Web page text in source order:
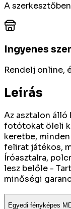
A
Ingyenes
Rendelj online,
Leírás
Az asztalon álló
fotótokat öleli
keretbe,
felirat játékos,
Íróasztalra,
lesz belőle -
minőségi
Egyedi fényképes